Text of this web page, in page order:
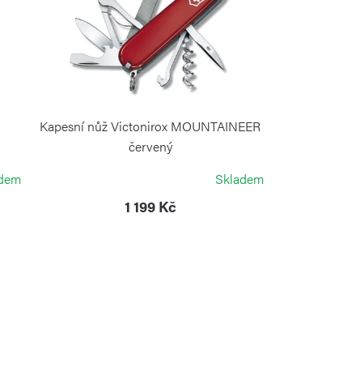
Kapesní nůž Victonirox MOUNTAINEER
červený
Skladem
1 199 Kč